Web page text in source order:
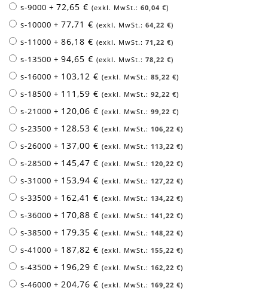
s-9000+72,65 € 60,04 €
s-10000+77,71 € 64,22 €
s-11000+86,18 € 71,22 €
s-13500+94,65 € 78,22 €
s-16000+ 103,12 € 85,22 €
s-18500+ 111,59 € 92,22 €
s-21000+ 120,06 € 99,22 €
s-23500+ 128,53 € 106,22 €
s-26000+ 137,00 € 113,22 €
s-28500+ 145,47 € 120,22 €
s-31000+ 153,94 € 127,22 €
s-33500+ 162,41 € 134,22 €
s-36000+ 170,88 € 141,22 €
s-38500+ 179,35 € 148,22 €
s-41000+ 187,82 € 155,22 €
s-43500+ 196,29 € 162,22 €
s-46000+204,76 € 169,22 €